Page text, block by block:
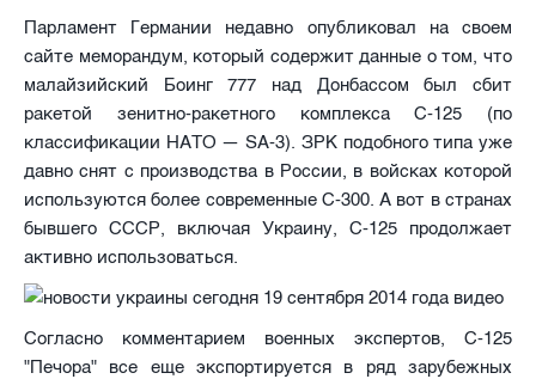
Парламент Германии недавно опубликовал на своем
сайте меморандум, который содержит данные о том, что
малайзийский Боинг 777 над Донбассом был сбит
ракетой зенитно-ракетного комплекса С-125 (по
классификации НАТО — SA-3). ЗРК подобного типа уже
давно снят с производства в России, в войсках которой
используются более современные С-300. А вот в странах
бывшего СССР, включая Украину, С-125 продолжает
активно использоваться.
Согласно комментарием военных экспертов, С-125
"Печора" все еще экспортируется в ряд зарубежных